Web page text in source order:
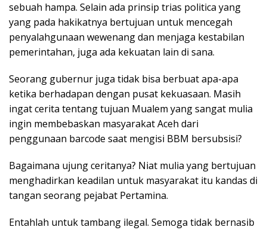
sebuah hampa. Selain ada prinsip trias politica yang
yang pada hakikatnya bertujuan untuk mencegah
penyalahgunaan wewenang dan menjaga kestabilan
pemerintahan, juga ada kekuatan lain di sana.
Seorang gubernur juga tidak bisa berbuat apa-apa
ketika berhadapan dengan pusat kekuasaan. Masih
ingat cerita tentang tujuan Mualem yang sangat mulia
ingin membebaskan masyarakat Aceh dari
penggunaan barcode saat mengisi BBM bersubsisi?
Bagaimana ujung ceritanya? Niat mulia yang bertujuan
menghadirkan keadilan untuk masyarakat itu kandas di
tangan seorang pejabat Pertamina.
Entahlah untuk tambang ilegal. Semoga tidak bernasib